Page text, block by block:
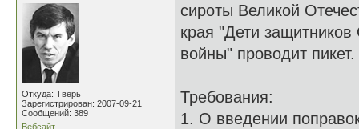
Откуда: Тверь
Зарегистрирован: 2007-09-21
Сообщений: 389
Вебсайт
сироты Великой
края "Дети
войны" проводит пикет.
Требования:
1. О введении